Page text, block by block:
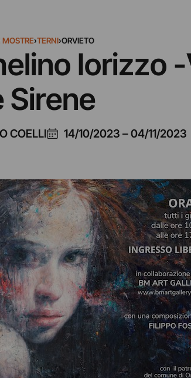
MOSTRE›TERNI›ORVIETO
Iorizzo
Sirene
COELLI 14/10/2023 –04/11/2023